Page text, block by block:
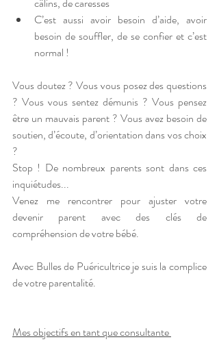
C’est aussi avoir besoin d’aide, avoir
besoin de souffler, de se confier et c’est
normal !
Vous doutez ? Vous vous posez des questions
? Vous vous sentez démunis ? Vous pensez
être un mauvais parent ? Vous avez besoin de
soutien, d’écoute, d’orientation dans vos choix
?
Stop ! De nombreux parents sont dans ces
inquiétudes...
Venez me rencontrer pour ajuster votre
devenir parent avec des clés de
compréhension de votre bébé.
Avec Bulles de Puéricultrice je suis la complice
de votre parentalité.
Mes objectifs en tant que consultante